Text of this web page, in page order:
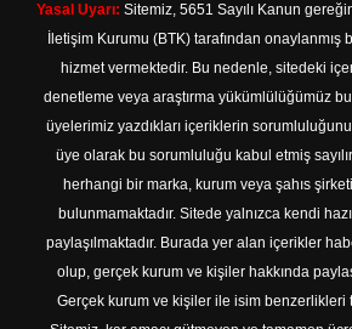
Yasal Uyarı: Sitemiz, 5651 Sayılı Kanun
İletişim Kurumu (BTK) tarafından onaylanmış
hizmet vermektedir. Bu nedenle, sitedeki
denetleme veya araştırma yükümlülüğümüz
üyelerimiz yazdıkları içeriklerin
üye olarak bu sorumluluğu kabul etmiş
herhangi bir marka, kurum veya şahıs
bulunmamaktadır. Sitede yalnızca kendi
paylaşılmaktadır. Burada yer alan içerikler
olup, gerçek kurum ve kişiler hakkında
Gerçek kurum ve kişiler ile isim benzerlikleri